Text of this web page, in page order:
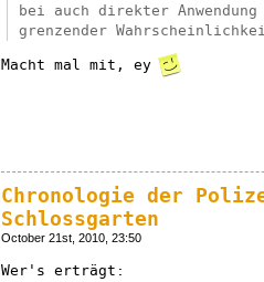
bei auch direkter
grenzender
Macht mal mit, ey
Chronologie der
Schlossgarten
October 21st, 2010, 23:50
Wer's erträgt: